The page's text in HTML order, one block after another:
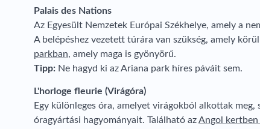
Palais des Nations
Az Egyesült Nemzetek Európai Székhelye, amely a
A belépéshez vezetett túrára van szükség, amely
parkban, amely maga is gyönyörű.
Tipp: Ne hagyd ki az Ariana park híres páváit sem.
L'horloge fleurie (Virágóra)
Egy különleges óra, amelyet virágokból alkottak meg,
óragyártási hagyományait. Található azAngol kertben